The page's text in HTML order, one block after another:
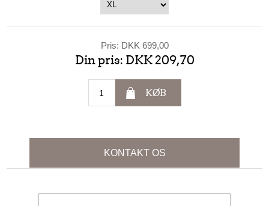
Pris: DKK 699,00
Din pris: DKK 209,70
KØB
KONTAKT OS